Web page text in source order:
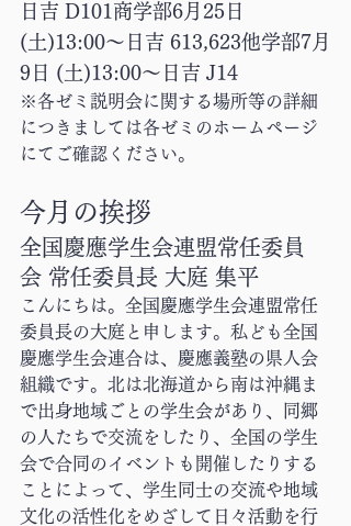
日吉 D101商学部6月25日
(土)13:00〜日吉 613,623他学部7月
9日 (土)13:00〜日吉 J14
※各ゼミ説明会に関する場所等の詳細
につきましては各ゼミのホームページ
にてご確認ください。
今月の挨拶
全国慶應学生会連盟常任委員
会 常任委員長 大庭 集平
こんにちは。全国慶應学生会連盟常任
委員長の大庭と申します。私ども全国
慶應学生会連合は、慶應義塾の県人会
組織です。北は北海道から南は沖縄ま
で出身地域ごとの学生会があり、同郷
の人たちで交流をしたり、全国の学生
会で合同のイベントも開催したりする
ことによって、学生同士の交流や地域
文化の活性化をめざして日々活動を行